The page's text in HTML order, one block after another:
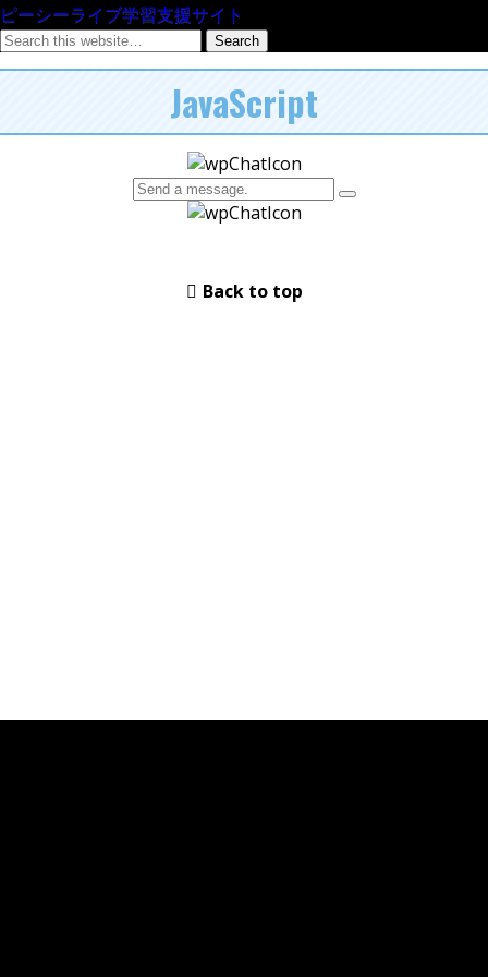
ピーシーライブ学習支援サイト
JavaScript
Back to top